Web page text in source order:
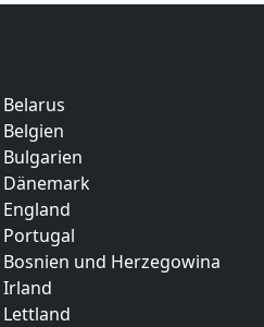
Dänemark
Portugal
und Herzegowina
Irland